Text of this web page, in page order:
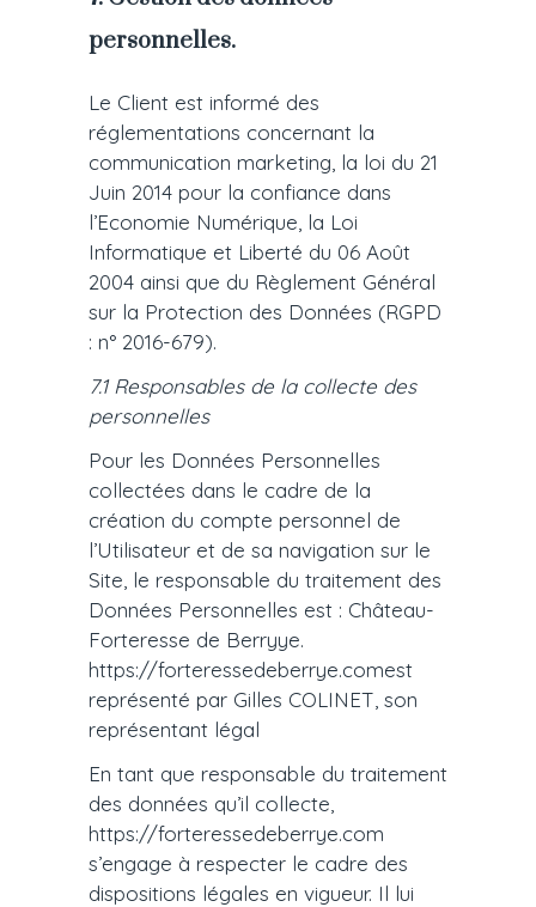
personnelles.
Le Client est informé des
réglementations concernant la
communication marketing, la loi du 21
Juin 2014 pour la confiance dans
l’Economie Numérique, la Loi
Informatique et Liberté du 06 Août
2004 ainsi que du Règlement Général
sur la Protection des Données (RGPD
: n° 2016-679).
7.1 Responsables de la collecte des
personnelles
Pour les Données Personnelles
collectées dans le cadre de la
création du compte personnel de
l’Utilisateur et de sa navigation sur le
Site, le responsable du traitement des
Données Personnelles est : Château-
Forteresse de Berryye.
https://forteressedeberrye.comest
représenté par Gilles COLINET, son
représentant légal
En tant que responsable du traitement
des données qu’il collecte,
https://forteressedeberrye.com
s’engage à respecter le cadre des
dispositions légales en vigueur. Il lui